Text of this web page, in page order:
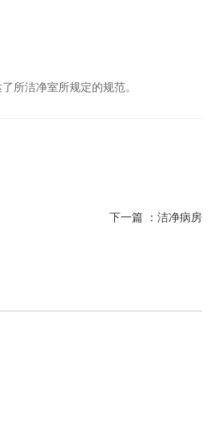
所洁净室所规定的规范。
下一篇 ： 洁净病房